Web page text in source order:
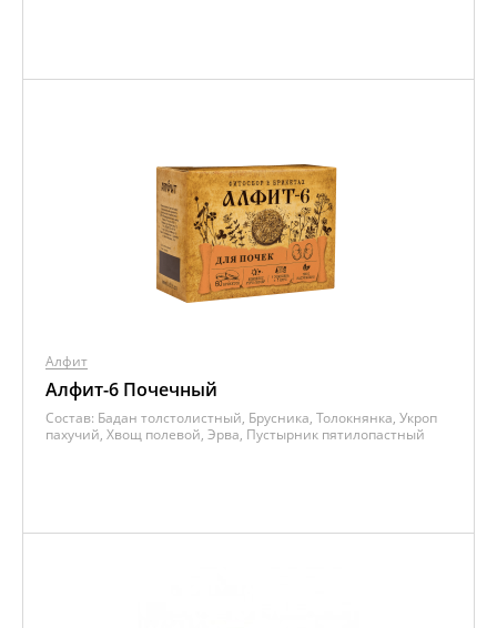
Алфит
Алфит-6 Почечный
Состав: Бадан толстолистный, Брусника, Толокнянка, Укроп
пахучий, Хвощ полевой, Эрва, Пустырник пятилопастный